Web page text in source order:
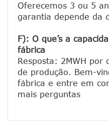
Oferecemos 3 ou 5
garantia depende da
F): O que’s a
fábrica
Resposta: 2MWH por
de produção. Bem-
fábrica e entre em